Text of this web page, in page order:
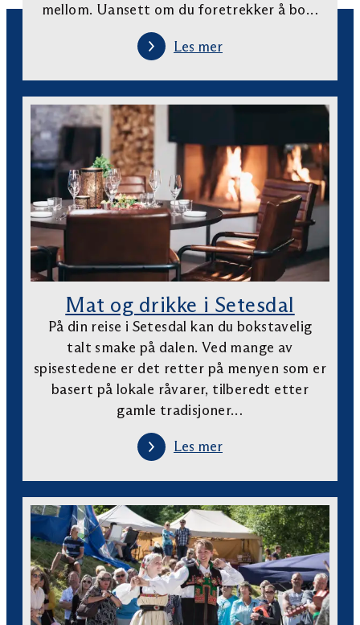
mellom. Uansett om du foretrekker å bo…
Les mer
Mat og drikke i Setesdal
På din reise i Setesdal kan du bokstavelig
talt smake på dalen. Ved mange av
spisestedene er det retter på menyen som er
basert på lokale råvarer, tilberedt etter
gamle tradisjoner…
Les mer